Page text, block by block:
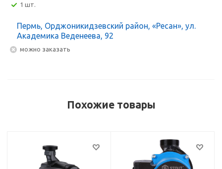
1 шт.
Пермь, Орджоникидзевский район, «Ресан», ул.
Академика Веденеева, 92
Можно заказать
Похожие товары